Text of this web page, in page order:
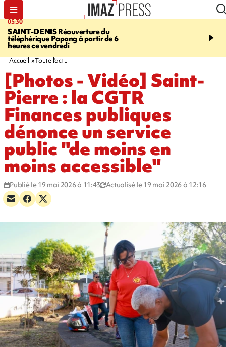
05:30
SAINT-DENISRéouverture du
téléphérique Papang à partir de 6
heures ce vendredi
07:00
Un vendredi
Accueil Toute l'actu
[Photos - Vidéo] Saint-
Pierre : la CGTR
Finances publiques
dénonce un service
public "de moins en
moins accessible"
Publié le 19 mai 2026 à 11:43 Actualisé le 19 mai 2026 à 12:16